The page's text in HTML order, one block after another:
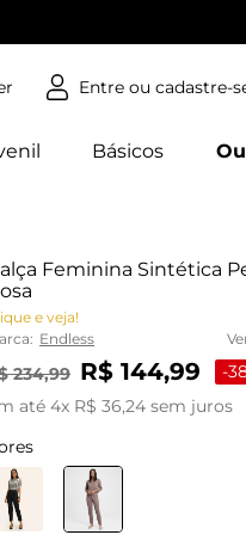
Básicos
Feminina Sintética
e veja!
Endless
234,99 R$ 144,99 -
até 4x R$ 36,24 sem juros